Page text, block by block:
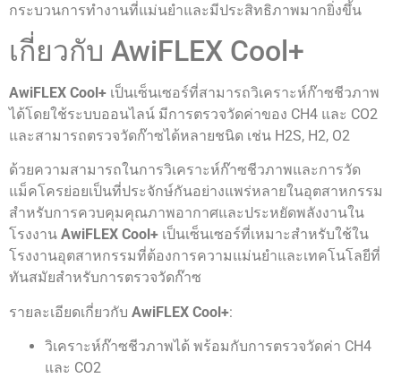
กระบวนการทำงานที่แม่นยำและมีประสิทธิภาพมากยิ่งขึ้น
เกี่ยวกับ AwiFLEX Cool+
AwiFLEX Cool+ เป็นเซ็นเซอร์ที่สามารถวิเคราะห์ก๊าซชีวภาพ
ได้โดยใช้ระบบออนไลน์ มีการตรวจวัดค่าของ CH4 และ CO2
และสามารถตรวจวัดก๊าซได้หลายชนิด เช่น H2S, H2, O2
ด้วยความสามารถในการวิเคราะห์ก๊าซชีวภาพและการวัด
แม็คโครย่อยเป็นที่ประจักษ์กันอย่างแพร่หลายในอุตสาหกรรม
สำหรับการควบคุมคุณภาพอากาศและประหยัดพลังงานใน
โรงงาน AwiFLEX Cool+ เป็นเซ็นเซอร์ที่เหมาะสำหรับใช้ใน
โรงงานอุตสาหกรรมที่ต้องการความแม่นยำและเทคโนโลยีที่
ทันสมัยสำหรับการตรวจวัดก๊าซ
รายละเอียดเกี่ยวกับ AwiFLEX Cool+:
วิเคราะห์ก๊าซชีวภาพได้ พร้อมกับการตรวจวัดค่า CH4
และ CO2